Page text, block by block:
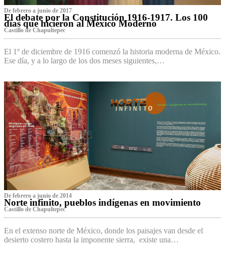
De febrero a junio de 2017
El debate por la Constitución 1916-1917. Los 100
días que hicieron al México Moderno
Castillo de Chapultepec
El 1º de diciembre de 1916 comenzó la historia moderna de México.
Ese día, y a lo largo de los dos meses siguientes,…
De febrero a junio de 2014
Norte infinito, pueblos indígenas en movimiento
Castillo de Chapultepec
En el extenso norte de México, donde los paisajes van desde el
desierto costero hasta la imponente sierra, existe una…